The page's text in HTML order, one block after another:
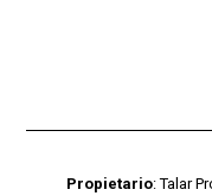
Propietario: Talar